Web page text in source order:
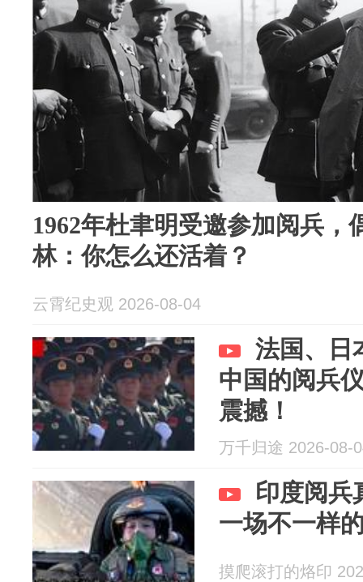
1962年杜聿明受邀参加阅兵，
林：你怎么还活着？
云霄纪史观 2026-08-04
法国、日
中国的阅兵
震撼！
万千归途 2026-08-
印度阅兵
一场不一样
摸爬滚打的烙印